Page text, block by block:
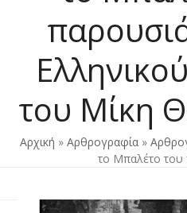
του Μίκη
Αρχική » Αρθρογραφία »
το Μπαλέτο του